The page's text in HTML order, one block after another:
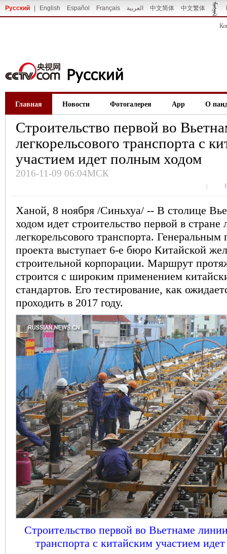
Русский English Español Français العربية 中文简体 中文繁体
Главная Новости Фотогалерея App О
Строительство первой во
легкорельсового транспорта с
участием идет полным ходом
2016-11-09 06:04МСК
Ханой, 8 ноября /Синьхуа/ -- В столице
ходом идет строительство первой в стране
легкорельсового транспорта. Генеральным
проекта выступает 6-е бюро Китайской
строительной корпорации. Маршрут
строится с широким применением
стандартов. Его тестирование, как
проходить в 2017 году.
Строительство первой во Вьетнаме
транспорта с китайским участием